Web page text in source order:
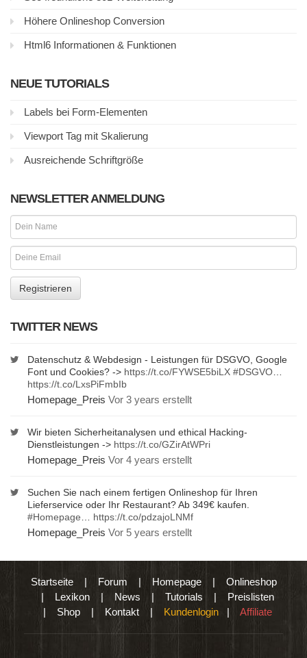
Höhere Onlineshop Conversion
Html6 Informationen & Funktionen
NEUE TUTORIALS
Labels bei Form-Elementen
Viewport Tag mit Skalierung
Ausreichende Schriftgröße
NEWSLETTER ANMELDUNG
TWITTER NEWS
Datenschutz & Webdesign - Leistungen für DSGVO, Google
Font und Cookies? -> https://t.co/FYWSE5biLX #DSGVO
https://t.co/LxsPiFmbIb
Homepage_Preis Vor 3 years erstellt
Wir bieten Sicherheitanalysen und ethical Hacking-
Dienstleistungen -> https://t.co/GZirAtWPri
Homepage_Preis Vor 4 years erstellt
Suchen Sie nach einem fertigen Onlineshop für Ihren
Lieferservice oder Ihr Restaurant? Ab 349€ kaufen.
#Homepage
https://t.co/pdzajoLNMf
Homepage_Preis Vor 5 years erstellt
Startseite| Forum | Homepage| Onlineshop
| Lexikon | News | Tutorials | Preislisten
| Shop | Kontakt | Kundenlogin | Affiliate